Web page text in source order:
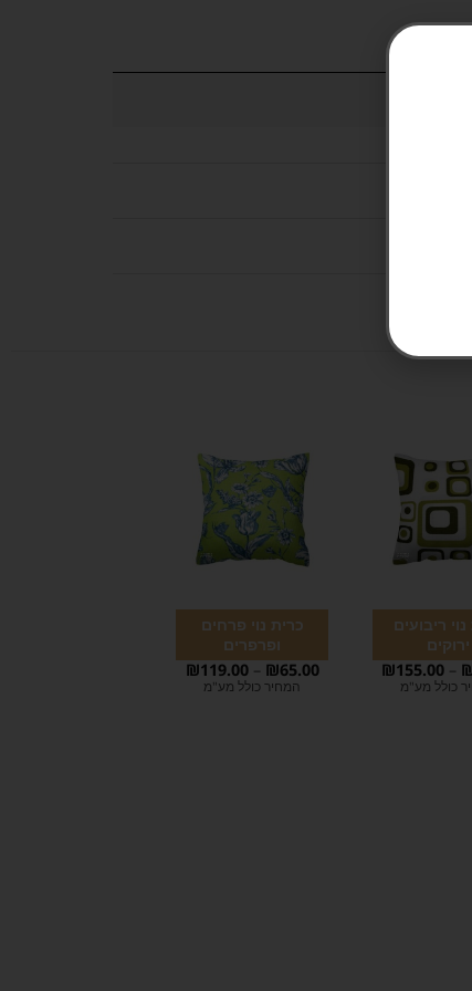
ריבועים
ירוקים
–
₪155.00
כולל מע"מ
כרית נוי פרחים
ופרפרים
₪65.00
–
₪119.00
המחיר כולל מע"מ